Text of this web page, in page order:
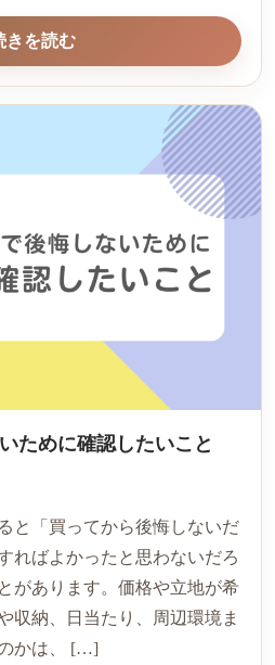
きを読む
ために確認したいこと
と「買ってから後悔しないだ
ればよかったと思わないだろ
があります。価格や立地が希
収納、日当たり、周辺環境ま
かは、 […]